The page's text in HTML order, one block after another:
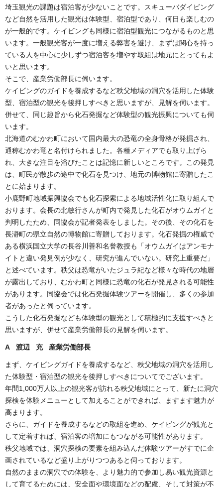
埼玉観光の課題は宿泊客が少ないことです。スキューバダイビング
など自然を活用した観光は体験型、宿泊型であり、何日も楽しむの
が一般的です。ケイビングも同様に宿泊型観光につながるものと思
います。一般観光客が一度に増える弊害を避け、まずは関心を持っ
ている人を中心に少しずつ宿泊客を増やす取組は地元にとってもよ
いと思います。
そこで、産業労働部長に伺います。
ケイビングのガイドを養成するなど秩父地域の洞穴を活用した体験
型、宿泊型の観光を後押しすべきと思いますが、見解を伺います。
併せて、同じ趣旨から化石発掘など体験型の観光振興についても伺
います。
北海道のむかわ町において国内最大の恐竜の全身骨格が発掘され、
通称むかわ竜と名付けられました。各種メディアでも取り上げら
れ、大きな注目を浴びたことは記憶に新しいところです。この発見
は、町民が散歩の途中で化石を見つけ、地元の博物館に寄贈したこ
とに始まります。
小鹿野町地域振興協会でも化石探索による地域活性化に取り組んで
おります。会長の北敏行さんが町内で発見した化石がオウムガイと
判明したため、同協会が記者発表をしました。その後、その化石を
長瀞町の県立自然の博物館に寄贈しております。化石発掘の権威で
ある横浜国立大学の長谷川善和名誉教授も「オウムガイはアンモナ
イトと違い発見例が少なく、研究が進んでいない。研究上重要だ」
と述べています。秩父は恐竜がいたジュラ紀など様々な時代の地層
が露出しており、むかわ町と同様に恐竜の化石が発見される可能性
があります。同協会では化石発掘体験ツアーを開催し、多くの参加
者があったと伺っています。
こうした化石発掘なども体験型の観光として積極的に支援すべきと
思いますが、併せて産業労働部長の見解を伺います。
A 渡辺 充 産業労働部長
まず、ケイビングガイドを養成するなど、秩父地域の洞穴を活用し
た体験型・宿泊型の観光を後押しすべきについてでございます。
年間1,000万人以上の観光客が訪れる秩父地域にとって、新たに洞穴
探検を体験メニューとして加えることができれば、ますます魅力が
高まります。
さらに、ガイドを養成するなどの取組を進め、ケイビングが観光と
して定着すれば、宿泊客の増加にもつながる可能性があります。
秩父地域では、洞穴探検の要素を組み込んだ体験ツアーがすでに企
画されているなど盛り上がりつつあると伺っております。
自然のままの洞穴での体験を、より魅力的で参加し易い観光資源と
して育てるためには、安全面や環境面などの配慮、そして対策が不